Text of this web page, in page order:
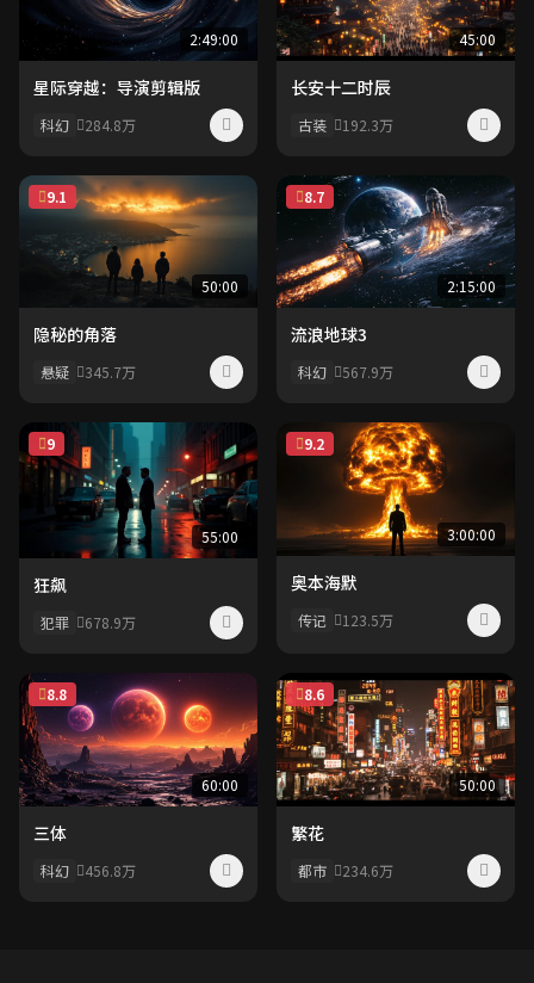
2:49:00
星际穿越：导演剪辑版
科幻 284.8万
45:00
长安十二时辰
古装 192.3万
50:00
9.1
隐秘的角落
悬疑 345.7万
2:15:00
8.7
流浪地球3
科幻 567.9万
55:00
9
狂飙
犯罪 678.9万
3:00:00
9.2
奥本海默
传记 123.5万
60:00
8.8
三体
科幻 456.8万
50:00
8.6
繁花
都市 234.6万